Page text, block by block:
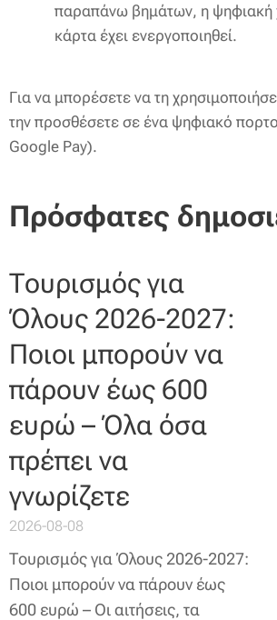
παραπάνω βημάτων, η ψηφιακή
κάρτα έχει ενεργοποιηθεί.
Για να μπορέσετε να τη
την προσθέσετε σε ένα ψηφιακό
Google Pay).
Πρόσφατες
Τουρισμός για
Όλους 2026-2027:
Ποιοι μπορούν να
πάρουν έως 600
ευρώ – Όλα όσα
πρέπει να
γνωρίζετε
2026-08-08
Τουρισμός για Όλους 2026-2027:
Ποιοι μπορούν να πάρουν έως
600 ευρώ – Οι αιτήσεις, τα